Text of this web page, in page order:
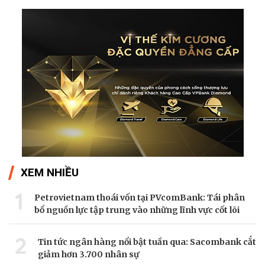
XEM NHIỀU
1
Petrovietnam thoái vốn tại PVcomBank: Tái phân
bổ nguồn lực tập trung vào những lĩnh vực cốt lõi
2
Tin tức ngân hàng nổi bật tuần qua: Sacombank cắt
giảm hơn 3.700 nhân sự